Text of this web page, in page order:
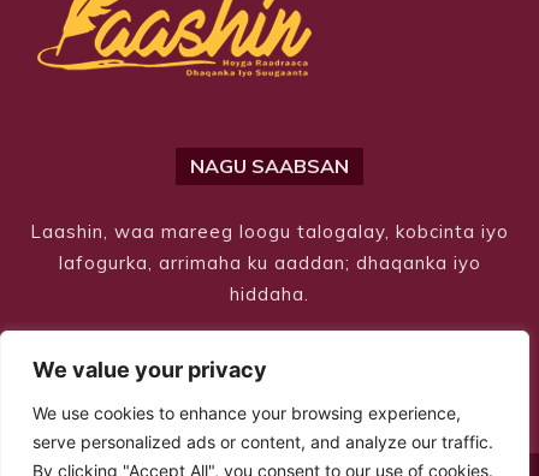
We value your privacy
We use cookies to enhance your browsing experience,
serve personalized ads or content, and analyze our traffic.
By clicking "Accept All", you consent to our use of cookies.
NAGU SAABSAN
Laashin, waa mareeg loogu talogalay, kobcinta iyo
lafogurka, arrimaha ku aaddan; dhaqanka iyo
hiddaha.